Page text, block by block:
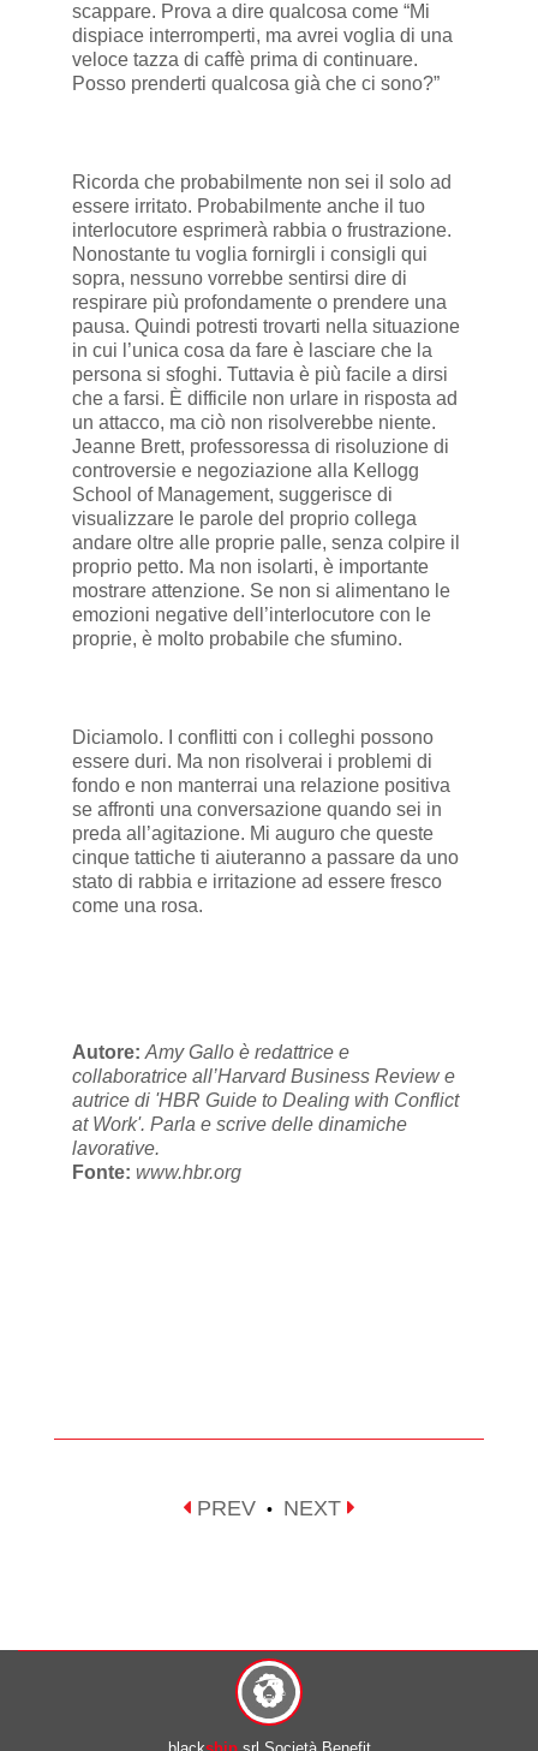
scappare. Prova a dire qualcosa come “Mi
dispiace interromperti, ma avrei voglia di una
veloce tazza di caffè prima di continuare.
Posso prenderti qualcosa già che ci sono?”
Ricorda che probabilmente non sei il solo ad
essere irritato. Probabilmente anche il tuo
interlocutore esprimerà rabbia o frustrazione.
Nonostante tu voglia fornirgli i consigli qui
sopra, nessuno vorrebbe sentirsi dire di
respirare più profondamente o prendere una
pausa. Quindi potresti trovarti nella situazione
in cui l’unica cosa da fare è lasciare che la
persona si sfoghi. Tuttavia è più facile a dirsi
che a farsi. È difficile non urlare in risposta ad
un attacco, ma ciò non risolverebbe niente.
Jeanne Brett, professoressa di risoluzione di
controversie e negoziazione alla Kellogg
School of Management, suggerisce di
visualizzare le parole del proprio collega
andare oltre alle proprie palle, senza colpire il
proprio petto. Ma non isolarti, è importante
mostrare attenzione. Se non si alimentano le
emozioni negative dell’interlocutore con le
proprie, è molto probabile che sfumino.
Diciamolo. I conflitti con i colleghi possono
essere duri. Ma non risolverai i problemi di
fondo e non manterrai una relazione positiva
se affronti una conversazione quando sei in
preda all’agitazione. Mi auguro che queste
cinque tattiche ti aiuteranno a passare da uno
stato di rabbia e irritazione ad essere fresco
come una rosa.
Autore: Amy Gallo è redattrice e
collaboratrice all’Harvard Business Review e
autrice di 'HBR Guide to Dealing with Conflict
at Work'. Parla e scrive delle dinamiche
lavorative.
Fonte: www.hbr.org
PREV • NEXT